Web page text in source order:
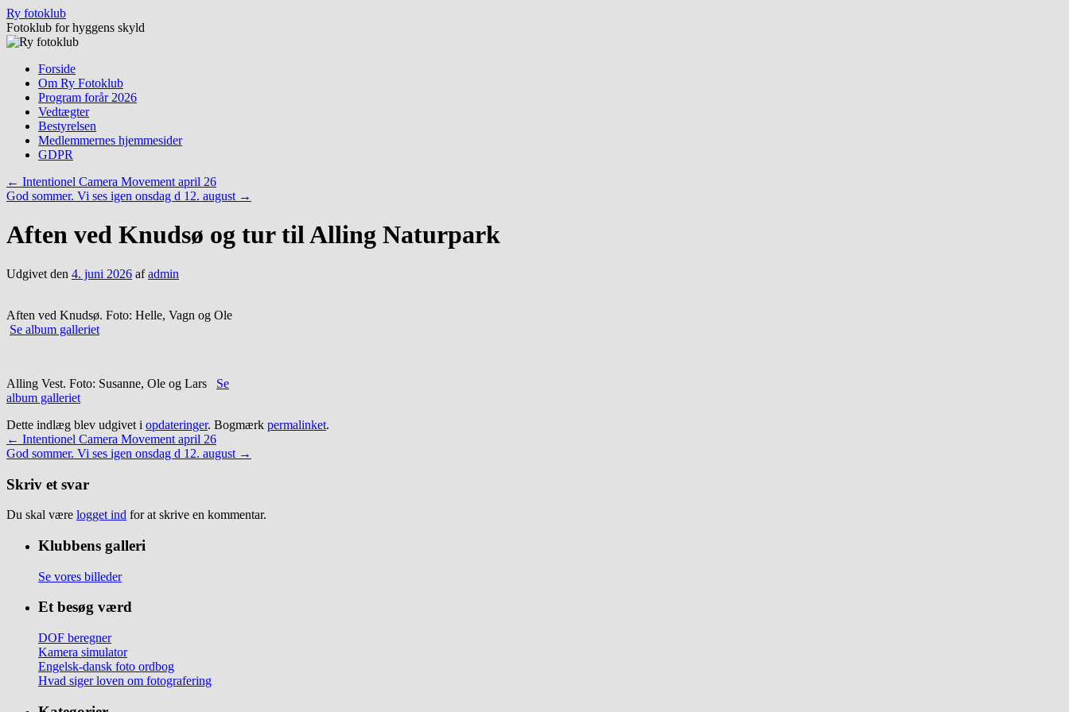
Hop
til
indhold
Ry fotoklub
Fotoklub for hyggens skyld
Forside
Om Ry Fotoklub
Program forår 2026
Vedtægter
Bestyrelsen
Medlemmernes hjemmesider
GDPR
← Intentionel Camera Movement april 26
God sommer. Vi ses igen onsdag d 12. august →
Aften ved Knudsø og tur til Alling Naturpark
Udgivet den 4. juni 2026 af admin
Aften ved Knudsø. Foto: Helle, Vagn og Ole
Se album galleriet
Alling Vest. Foto: Susanne, Ole og Lars Se
album galleriet
Dette indlæg blev udgivet i opdateringer. Bogmærk permalinket.
← Intentionel Camera Movement april 26
God sommer. Vi ses igen onsdag d 12. august →
Skriv et svar
Du skal være logget ind for at skrive en kommentar.
Klubbens galleri
Se vores billeder
Et besøg værd
DOF beregner
Kamera simulator
Engelsk-dansk foto ordbog
Hvad siger loven om fotografering